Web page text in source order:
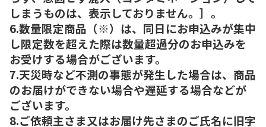
しまうものは、表示しておりません。］。
6.数量限定商品（※）は、同日にお申込みが集中
し限定数を超えた際は数量超過分のお申込みを
お受けする場合がございます。
7.天災時など不測の事態が発生した場合は、商品
のお届けができない場合や遅延する場合などが
ございます。
8.ご依頼主さま又はお届け先さまのご氏名に旧字